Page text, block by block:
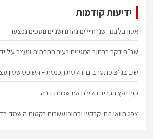
ידיעות קודמות
אסון בלבנון: שני חיילים נהרגו ושניים נוספים נפצעו
שב”ח דקר ברחוב המגינים בעיר התחתית ונעצר על
שוב בג"צ מתערב בהחלטת הכנסת – השופט שטין
קול נפץ החריד הלילה את שכונת דניה
צפו: תוואי תת-קרקעי ובתוכו עשרות רקטות הושמד